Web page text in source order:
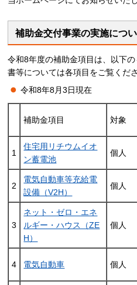
補助金交付事業の実施につ
令和8年度の補助金項目は、以下
書等については各項目をご覧くださ
令和8年8月3日現在
補助金項目 対象
1
住宅用リチウムイオ
ン蓄電池
個人
2
電気自動車等充給電
設備（V2H）
個人
3
ネット・ゼロ・エネ
ルギー・ハウス（ZE
H）
個人
4 電気自動車 個人